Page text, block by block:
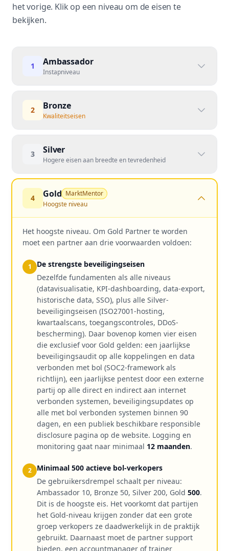
het vorige. Klik op een niveau om de eisen te
bekijken.
1 Ambassador
Instapniveau
2 Bronze
Kwaliteitseisen
3 Silver
Hogere eisen aan breedte en tevredenheid
4 Gold MarktMentor
Hoogste niveau
Het hoogste niveau. Om Gold Partner te worden
moet een partner aan drie voorwaarden voldoen:
1
De strengste beveiligingseisen
Dezelfde fundamenten als alle niveaus
(datavisualisatie, KPI-dashboarding, data-export,
historische data, SSO), plus alle Silver-
beveiligingseisen (ISO27001-hosting,
kwartaalscans, toegangscontroles, DDoS-
bescherming). Daar bovenop komen vier eisen
die exclusief voor Gold gelden: een jaarlijkse
beveiligingsaudit op alle koppelingen en data
verbonden met bol (SOC2-framework als
richtlijn), een jaarlijkse pentest door een externe
partij op alle direct en indirect aan internet
verbonden systemen, beveiligingsupdates op
alle met bol verbonden systemen binnen 90
dagen, en een publiek beschikbare responsible
disclosure pagina op de website. Logging en
monitoring gaat naar minimaal 12 maanden.
2
Minimaal 500 actieve bol-verkopers
De gebruikersdrempel schaalt per niveau:
Ambassador 10, Bronze 50, Silver 200, Gold 500.
Dit is de hoogste eis. Het voorkomt dat partijen
het Gold-niveau krijgen zonder dat een grote
groep verkopers ze daadwerkelijk in de praktijk
gebruikt. Daarnaast moet de partner support
bieden, een accountmanager of trainer